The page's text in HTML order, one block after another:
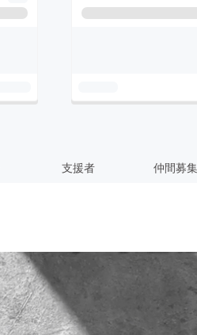
支援者 仲間募集